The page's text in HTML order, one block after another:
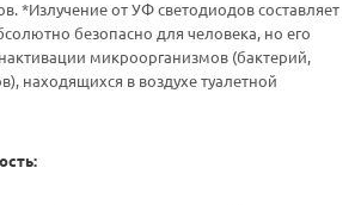
*Излучение от УФ светодиодов составляет
безопасно для человека, но его
микроорганизмов (бактерий,
находящихся в воздухе туалетной